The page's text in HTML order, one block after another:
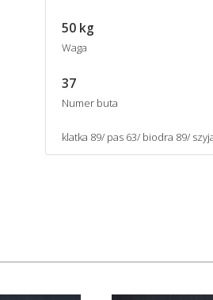
50 kg
Waga
37
Numer buta
klatka 89/ pas 63/ biodra 89/